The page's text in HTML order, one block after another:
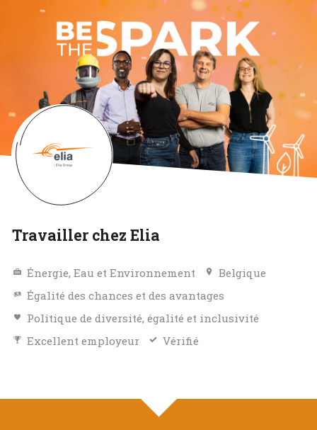
Travailler chez Elia
Énergie, Eau et Environnement
Belgique
Égalité des chances et des avantages
Politique de diversité, égalité et inclusivité
Excellent employeur
Vérifié